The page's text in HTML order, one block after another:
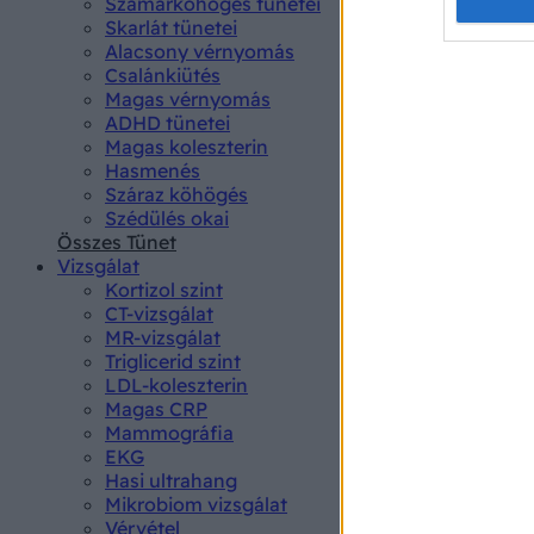
Skarlát tünetei
Alacsony vérnyomás
Csalánkiütés
Magas vérnyomás
ADHD tünetei
Magas koleszterin
Hasmenés
Száraz köhögés
Szédülés okai
Összes Tünet
Vizsgálat
Kortizol szint
CT-vizsgálat
MR-vizsgálat
Triglicerid szint
LDL-koleszterin
Magas CRP
Mammográfia
EKG
Hasi ultrahang
Mikrobiom vizsgálat
Vérvétel